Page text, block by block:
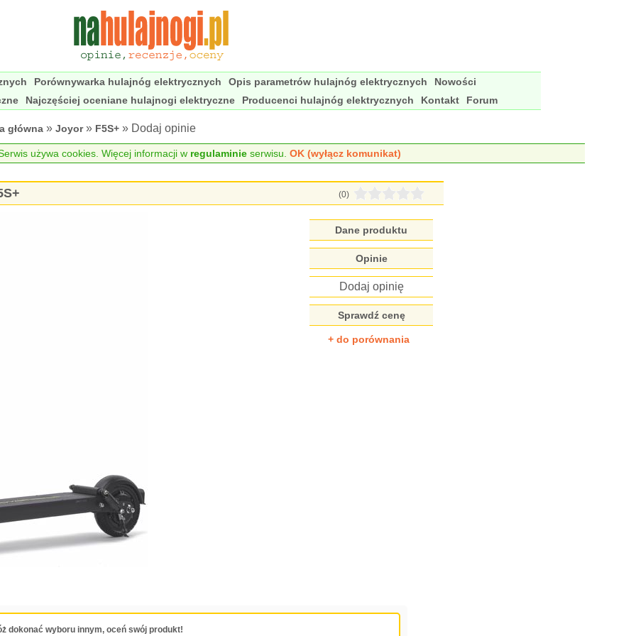
Porównywarka hulajnóg elektrycznych Opis parametrów hulajnóg elektrycznych
Nowości
Najczęściej oceniane hulajnogi elektryczne Producenci hulajnóg elektrycznych Kontakt Forum
główna » Joyor» F5S+ » Dodaj opinie
używa cookies. Więcej informacji w regulaminieserwisu. OK (wyłącz komunikat)
(0)
Dane produktu
Opinie
Dodaj opinię
Sprawdź cenę
+ do porównania
dokonać wyboru innym, oceń swój produkt!